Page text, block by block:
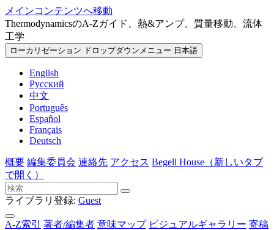
メインコンテンツへ移動
ThermodynamicsのA-Zガイド、熱&アンプ、質量移動、流体
工学
ローカリゼーション ドロップダウンメニュー 日本語
English
Русский
中文
Português
Español
Français
Deutsch
概要 編集委員会 連絡先 アクセス Begell House （新しいタブ
で開く）
ライブラリ登録: Guest
A-Z索引 著者/編集者 意味マップ ビジュアルギャラリー 寄稿